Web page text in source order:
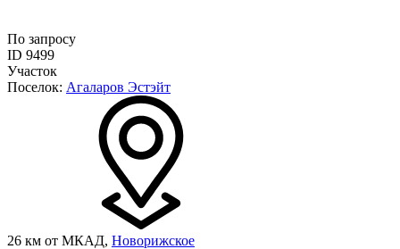
По запросу
ID 9499
Участок
Поселок: Агаларов Эстэйт
26 км от МКАД, Новорижское